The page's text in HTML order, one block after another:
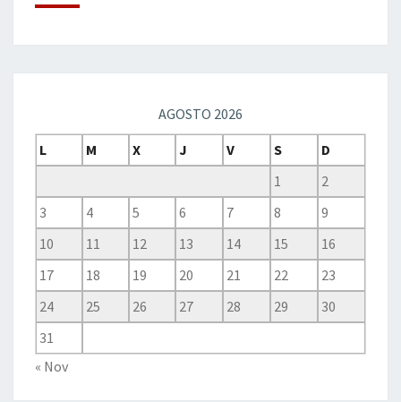
AGOSTO 2026
L
M X J V S
D
1
2
3
4 5 6 7 8
9
10
11 12 13 14 15
16
17
18 19 20 21 22
23
24
25 26 27 28 29
30
31
« Nov